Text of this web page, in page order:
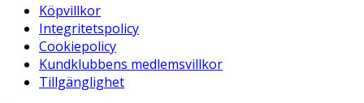
Köpvillkor
Integritetspolicy
Cookiepolicy
Kundklubbens medlemsvillkor
Tillgänglighet